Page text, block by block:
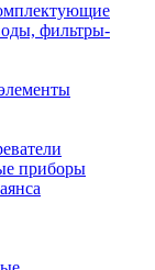
фильтры-
приборы